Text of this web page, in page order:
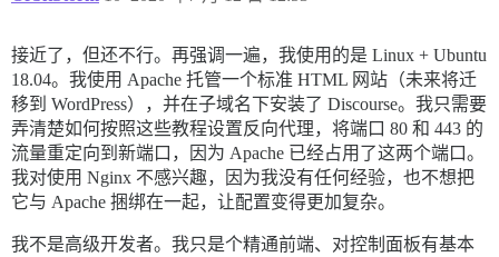
接近了，但还不行。再强调一遍，我使用的是 Linux + Ubuntu
18.04。我使用 Apache 托管一个标准 HTML 网站（未来将迁
移到 WordPress），并在子域名下安装了 Discourse。我只需要
弄清楚如何按照这些教程设置反向代理，将端口 80 和 443 的
流量重定向到新端口，因为 Apache 已经占用了这两个端口。
我对使用 Nginx 不感兴趣，因为我没有任何经验，也不想把
它与 Apache 捆绑在一起，让配置变得更加复杂。
我不是高级开发者。我只是个精通前端、对控制面板有基本